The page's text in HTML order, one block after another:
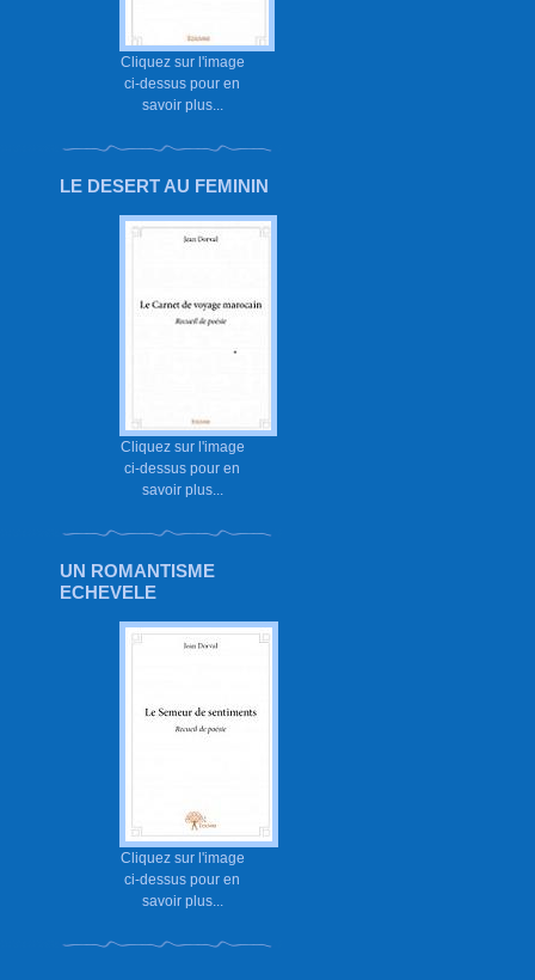
Cliquez sur l'image
ci-dessus pour en
savoir plus...
LE DESERT AU FEMININ
Cliquez sur l'image
ci-dessus pour en
savoir plus...
UN ROMANTISME
ECHEVELE
Cliquez sur l'image
ci-dessus pour en
savoir plus...